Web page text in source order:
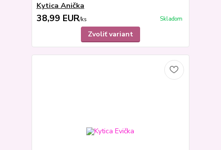
Kytica Anička
38,99 EUR/ks Skladom
Zvoliť variant